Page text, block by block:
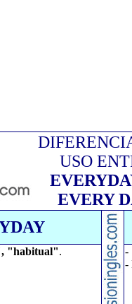
USO
EVERY
"habitual".
-
-